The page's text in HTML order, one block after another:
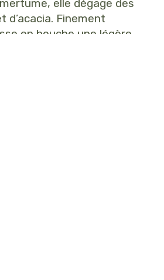
elle dégage des
d’acacia. Finement
en bouche une légère